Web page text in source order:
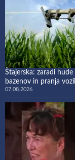
Štajerska: zaradi
bazenov in pranja
07.08.2026